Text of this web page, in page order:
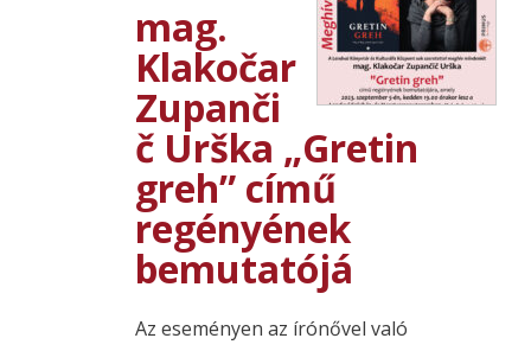
mag.
Klakočar
Zupanči
č Urška „Gretin
greh” című
regényének
bemutatójá
Az eseményen az írónővel való